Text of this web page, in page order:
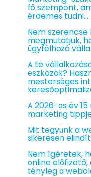
fő szempont,
érdemes tudni…
Nem szerencse
megmutatjuk,
ügyfélhozó
A te
eszközök?
mesterséges
A 2026-os év
marketing
Mit tegyünk a
sikeresen
Nem ígéretek,
online előfizető,
tényleg a